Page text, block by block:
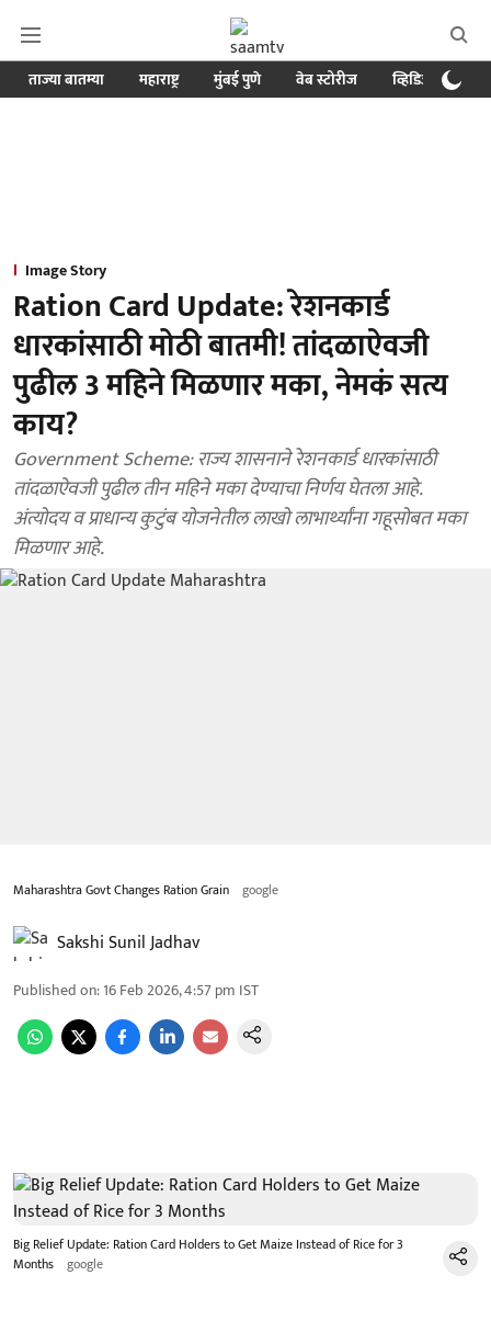
ताज्या बातम्या महाराष्ट्र मुंबई पुणे वेब स्टोरीज व्हिडिओ
Image Story
Ration Card Update: रेशनकार्ड
धारकांसाठी मोठी बातमी! तांदळाऐवजी
पुढील 3 महिने मिळणार मका, नेमकं सत्य
काय?
Government Scheme: राज्य शासनाने रेशनकार्ड धारकांसाठी
तांदळाऐवजी पुढील तीन महिने मका देण्याचा निर्णय घेतला आहे.
अंत्योदय व प्राधान्य कुटुंब योजनेतील लाखो लाभार्थ्यांना गहूसोबत मका
मिळणार आहे.
Maharashtra Govt Changes Ration Grain google
Sakshi Sunil Jadhav
Published on:16 Feb 2026, 4:57 pm IST
Big Relief Update: Ration Card Holders to Get Maize Instead of Rice for 3
Months google